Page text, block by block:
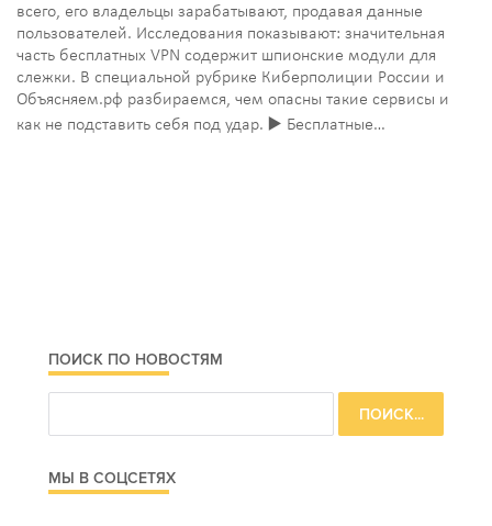
всего, его владельцы зарабатывают, продавая данные
пользователей. Исследования показывают: значительная
часть бесплатных VPN содержит шпионские модули для
слежки. В специальной рубрике Киберполиции России и
Объясняем.рф разбираемся, чем опасны такие сервисы и
как не подставить себя под удар. ▶️ Бесплатные…
ПОИСК ПО НОВОСТЯМ
МЫ В СОЦСЕТЯХ